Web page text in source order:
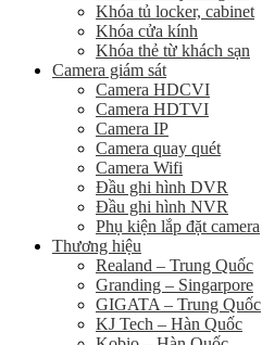
Khóa tủ locker, cabinet
Khóa cửa kính
Khóa thẻ từ khách sạn
Camera giám sát
Camera HDCVI
Camera HDTVI
Camera IP
Camera quay quét
Camera Wifi
Đầu ghi hình DVR
Đầu ghi hình NVR
Phụ kiện lắp đặt camera
Thương hiệu
Realand – Trung Quốc
Granding – Singarpore
GIGATA – Trung Quốc
KJ Tech – Hàn Quốc